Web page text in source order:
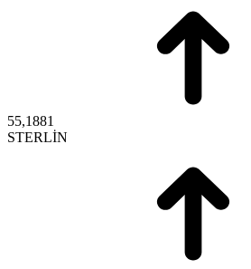
55,1881
STERLİN